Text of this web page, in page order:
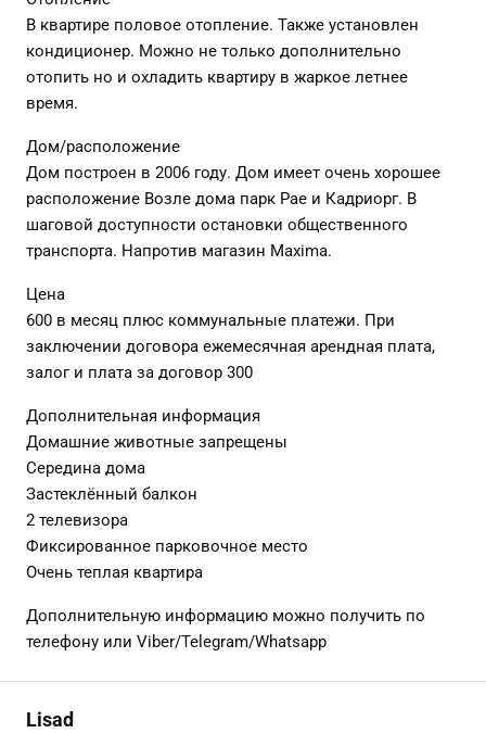
В квартире половое отопление. Также установлен
кондиционер. Можно не только дополнительно
отопить но и охладить квартиру в жаркое летнее
время.
Дом/расположение
Дом построен в 2006 году. Дом имеет очень хорошее
расположение Возле дома парк Pae и Кадриорг. В
шаговой доступности остановки общественного
транспорта. Напротив магазин Maxima.
Цена
600 в месяц плюс коммунальные платежи. При
заключении договора ежемесячная арендная плата,
залог и плата за договор 300
Дополнительная информация
Домашние животные запрещены
Середина дома
Застеклённый балкон
2 телевизора
Фиксированное парковочное место
Очень теплая квартира
Дополнительную информацию можно получить по
телефону или Viber/Telegram/Whatsapp
Lisad